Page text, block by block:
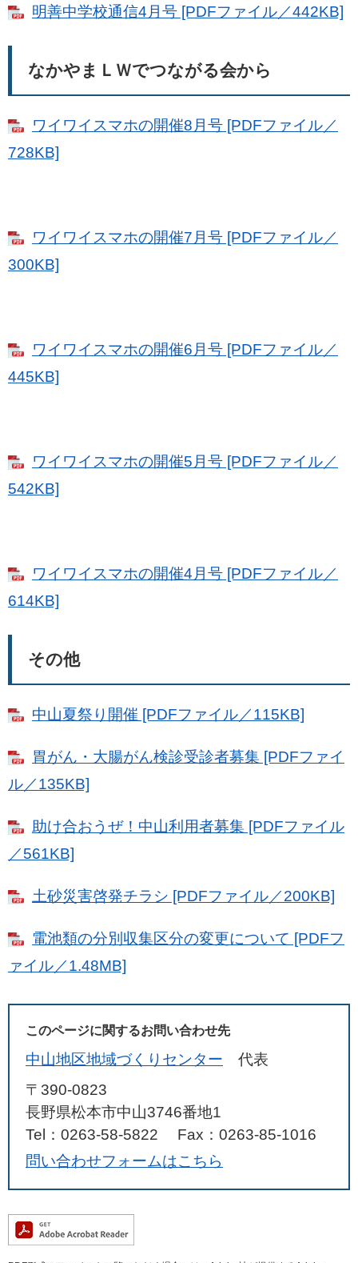
明善中学校通信4月号 [PDFファイル／442KB]
なかやまＬＷでつながる会から
ワイワイスマホの開催8月号 [PDFファイル／
728KB]
ワイワイスマホの開催7月号 [PDFファイル／
300KB]
ワイワイスマホの開催6月号 [PDFファイル／
445KB]
ワイワイスマホの開催5月号 [PDFファイル／
542KB]
ワイワイスマホの開催4月号 [PDFファイル／
614KB]
その他
中山夏祭り開催 [PDFファイル／115KB]
胃がん・大腸がん検診受診者募集 [PDFファイ
ル／135KB]
助け合おうぜ！中山利用者募集 [PDFファイル
／561KB]
土砂災害啓発チラシ [PDFファイル／200KB]
電池類の分別収集区分の変更について [PDFフ
ァイル／1.48MB]
このページに関するお問い合わせ先
中山地区地域づくりセンター
代表
〒390-0823
長野県松本市中山3746番地1
Tel：0263-58-5822
Fax：0263-85-1016
問い合わせフォームはこちら